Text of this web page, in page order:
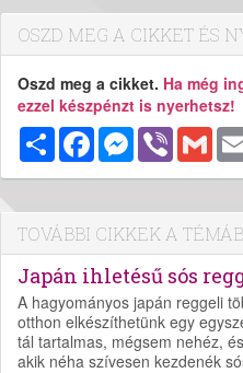
OSZD MEG A CIKKET ÉS
Oszd meg a cikket. Ha még
ezzel készpénzt is nyerhetsz!
MegosztásFacebookMessenger
Viber
TOVÁBBI CIKKEK A
Japán ihletésű sós
A hagyományos japán reggeli
otthon elkészíthetünk egy
tál tartalmas, mégsem nehéz,
akik néha szívesen kezdenék